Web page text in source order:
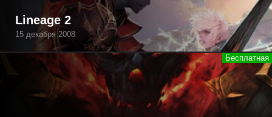
Lineage 2
15 декабря 2008